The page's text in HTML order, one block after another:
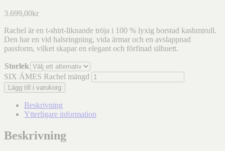
3.699,00kr
Rachel är en t-shirt-liknande tröja i 100 % lyxig borstad kashmirull.
Den har en vid halsringning, vida ärmar och en avslappnad
passform, vilket skapar en elegant och förfinad silhuett.
Storlek
SIX ÁMES Rachel mängd
Lägg till i varukorg
Beskrivning
Ytterligare information
Beskrivning